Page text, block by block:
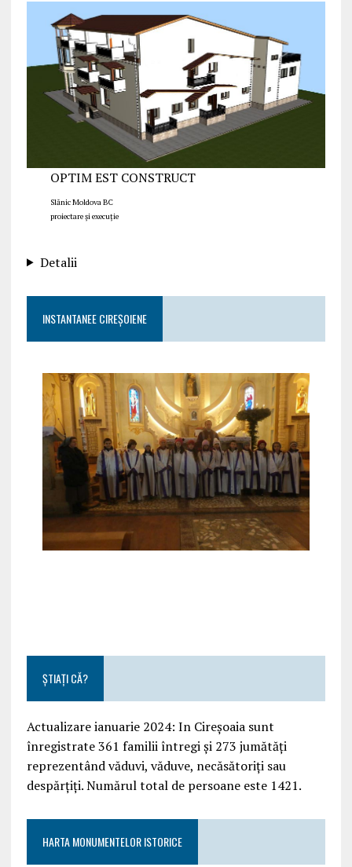
OPTIM EST CONSTRUCT
Slănic Moldova BC
proiectare și execuție
Detalii
INSTANTANEE CIREȘOIENE
ȘTIAȚI CĂ?
Actualizare ianuarie 2024: In Cireșoaia sunt
înregistrate 361 familii întregi și 273 jumătăți
reprezentând văduvi, văduve, necăsătoriți sau
despărțiți. Numărul total de persoane este 1421.
HARTA MONUMENTELOR ISTORICE